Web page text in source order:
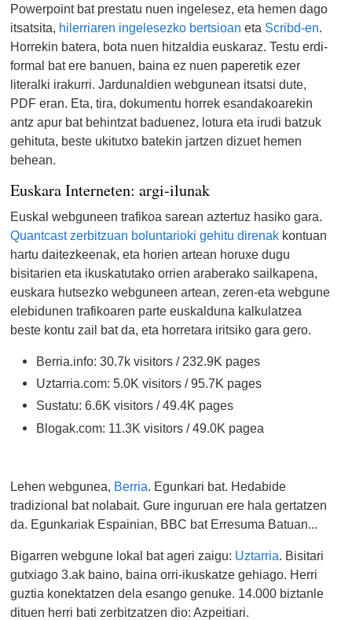
Powerpoint bat prestatu nuen ingelesez, eta hemen dago
itsatsita, hilerriaren ingelesezko bertsioan eta Scribd-en.
Horrekin batera, bota nuen hitzaldia euskaraz. Testu erdi-
formal bat ere banuen, baina ez nuen paperetik ezer
literalki irakurri. Jardunaldien webgunean itsatsi dute,
PDF eran. Eta, tira, dokumentu horrek esandakoarekin
antz apur bat behintzat baduenez, lotura eta irudi batzuk
gehituta, beste ukitutxo batekin jartzen dizuet hemen
behean.
Euskara Interneten: argi-ilunak
Euskal webguneen trafikoa sarean aztertuz hasiko gara.
Quantcast zerbitzuan boluntarioki gehitu direnak kontuan
hartu daitezkeenak, eta horien artean horuxe dugu
bisitarien eta ikuskatutako orrien araberako sailkapena,
euskara hutsezko webguneen artean, zeren-eta webgune
elebidunen trafikoaren parte euskalduna kalkulatzea
beste kontu zail bat da, eta horretara iritsiko gara gero.
Berria.info: 30.7k visitors / 232.9K pages
Uztarria.com: 5.0K visitors / 95.7K pages
Sustatu: 6.6K visitors / 49.4K pages
Blogak.com: 11.3K visitors / 49.0K pagea
Lehen webgunea, Berria. Egunkari bat. Hedabide
tradizional bat nolabait. Gure inguruan ere hala gertatzen
da. Egunkariak Espainian, BBC bat Erresuma Batuan...
Bigarren webgune lokal bat ageri zaigu: Uztarria. Bisitari
gutxiago 3.ak baino, baina orri-ikuskatze gehiago. Herri
guztia konektatzen dela esango genuke. 14.000 biztanle
dituen herri bati zerbitzatzen dio: Azpeitiari.